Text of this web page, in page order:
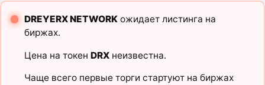
DREYERX NETWORKожидает листинга на
биржах.
Цена на токен DRXнеизвестна.
Чаще всего первые торги стартуют на биржах